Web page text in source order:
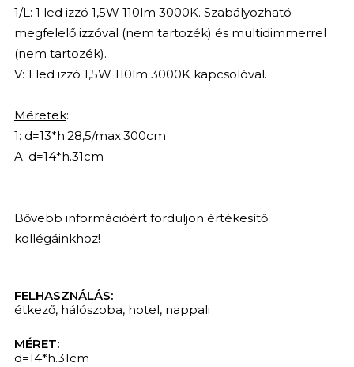
1/L: 1 led izzó 1,5W 110lm 3000K. Szabályozható
megfelelő izzóval (nem tartozék) és multidimmerrel
(nem tartozék).
V: 1 led izzó 1,5W 110lm 3000K kapcsolóval.
Méretek:
1: d=13*h.28,5/max.300cm
A: d=14*h.31cm
Bővebb információért forduljon értékesítő
kollégáinkhoz!
FELHASZNÁLÁS:
étkező, hálószoba, hotel, nappali
MÉRET:
d=14*h.31cm